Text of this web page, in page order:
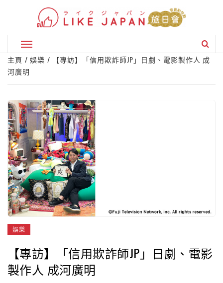
Primary
Menu
主頁 娛樂
【專訪】「信用欺詐師JP」日劇、電影製作人 成
河廣明
娛樂
【專訪】「信用欺詐師JP」日劇、電影
製作人 成河廣明